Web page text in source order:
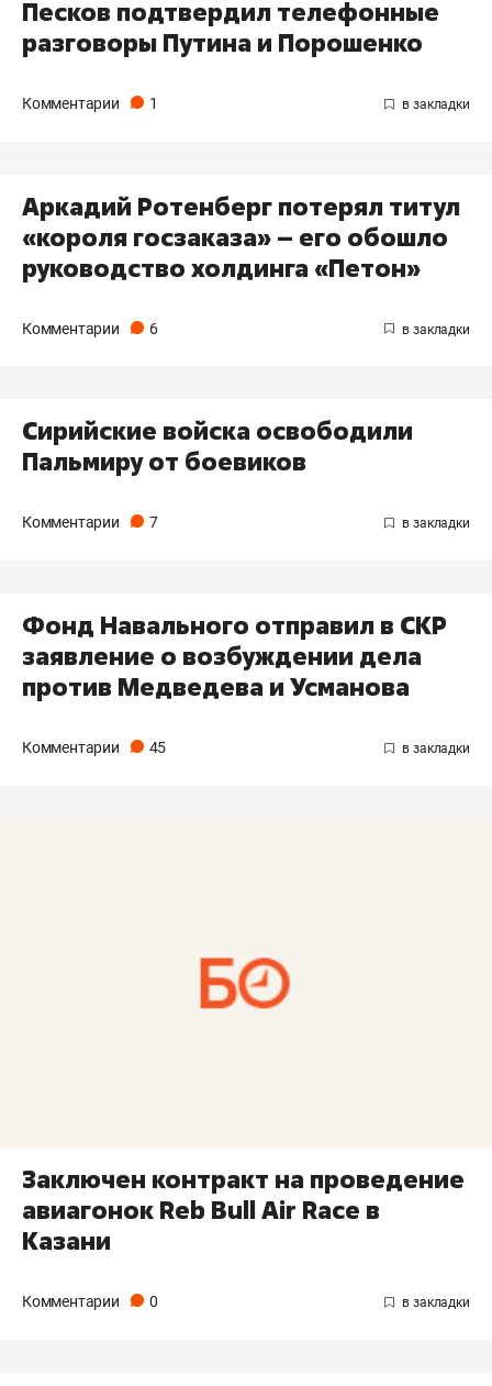
Песков подтвердил телефонные
разговоры Путина и Порошенко
Комментарии 1
Аркадий Ротенберг потерял титул
«короля госзаказа» – его обошло
руководство холдинга «Петон»
Комментарии 6
Сирийские войска освободили
Пальмиру от боевиков
Комментарии 7
Фонд Навального отправил в СКР
заявление о возбуждении дела
против Медведева и Усманова
Комментарии 45
Заключен контракт на проведение
авиагонок Reb Bull Air Race в
Казани
Комментарии 0